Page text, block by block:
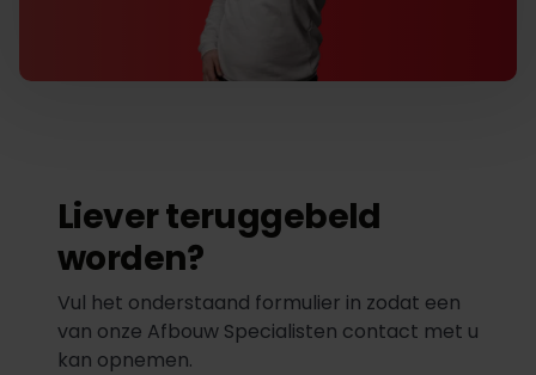
Liever teruggebeld
worden?
Vul het onderstaand formulier in zodat een
van onze Afbouw Specialisten contact met u
kan opnemen.